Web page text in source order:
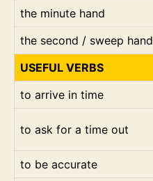
the minute hand
the second / sweep hand
USEFUL VERBS
to arrive in time
to ask for a time out
to be accurate